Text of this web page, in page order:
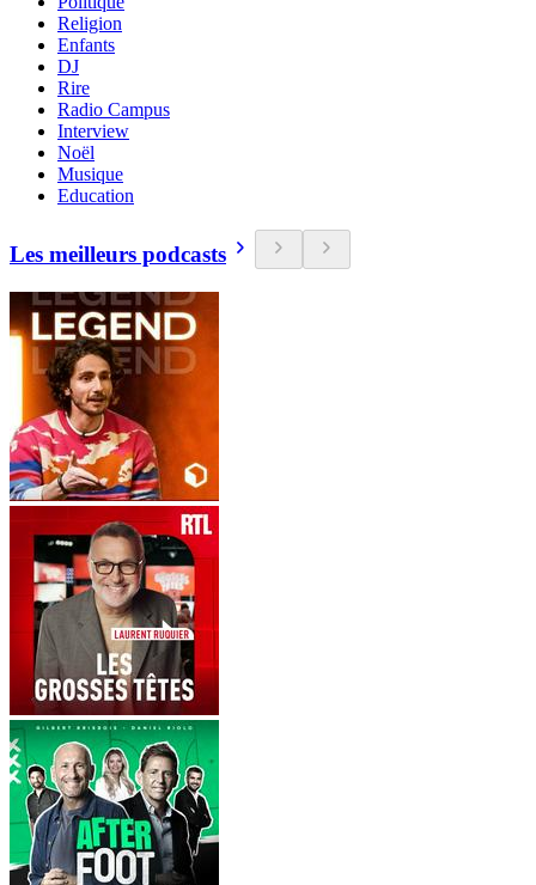
Religion
Enfants
DJ
Rire
Radio Campus
Interview
Noël
Musique
Education
Les meilleurs podcasts